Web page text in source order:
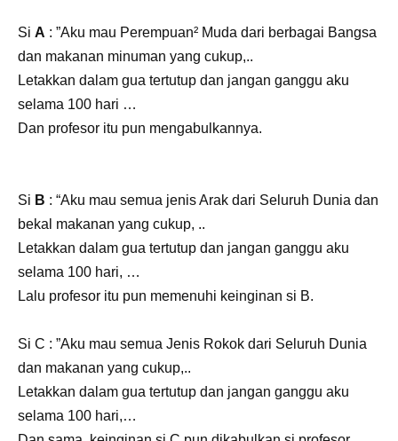
Si A : ”Aku mau Perempuan² Muda dari berbagai Bangsa
dan makanan minuman yang cukup,..
Letakkan dalam gua tertutup dan jangan ganggu aku
selama 100 hari …
Dan profesor itu pun mengabulkannya.
Si B : “Aku mau semua jenis Arak dari Seluruh Dunia dan
bekal makanan yang cukup, ..
Letakkan dalam gua tertutup dan jangan ganggu aku
selama 100 hari, …
Lalu profesor itu pun memenuhi keinginan si B.
Si C : ”Aku mau semua Jenis Rokok dari Seluruh Dunia
dan makanan yang cukup,..
Letakkan dalam gua tertutup dan jangan ganggu aku
selama 100 hari,…